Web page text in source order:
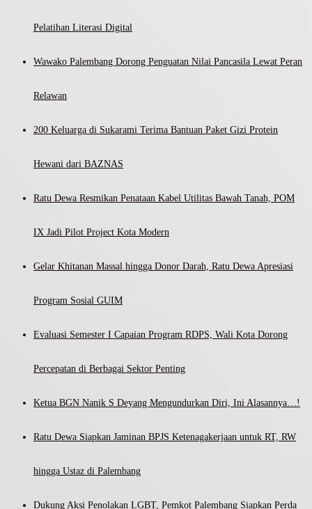
Pelatihan Literasi Digital
Wawako Palembang Dorong Penguatan Nilai Pancasila Lewat Peran
Relawan
200 Keluarga di Sukarami Terima Bantuan Paket Gizi Protein
Hewani dari BAZNAS
Ratu Dewa Resmikan Penataan Kabel Utilitas Bawah Tanah, POM
IX Jadi Pilot Project Kota Modern
Gelar Khitanan Massal hingga Donor Darah, Ratu Dewa Apresiasi
Program Sosial GUIM
Evaluasi Semester I Capaian Program RDPS, Wali Kota Dorong
Percepatan di Berbagai Sektor Penting
Ketua BGN Nanik S Deyang Mengundurkan Diri, Ini Alasannya…!
Ratu Dewa Siapkan Jaminan BPJS Ketenagakerjaan untuk RT, RW
hingga Ustaz di Palembang
Dukung Aksi Penolakan LGBT, Pemkot Palembang Siapkan Perda